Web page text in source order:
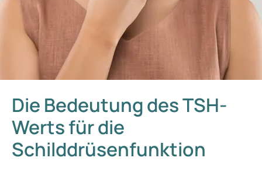
Die Bedeutung des TSH-
Werts für die
Schilddrüsenfunktion